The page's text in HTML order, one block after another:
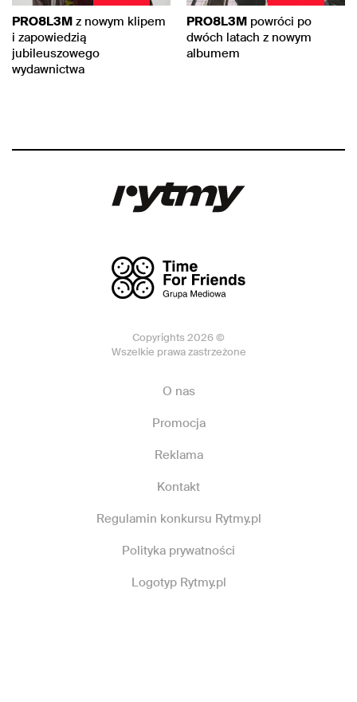
PRO8L3M z nowym klipem
i zapowiedzią
jubileuszowego
wydawnictwa
PRO8L3M powróci po
dwóch latach z nowym
albumem
Copyrights 2026 ©
Wszelkie prawa zastrzeżone
O nas
Promocja
Reklama
Kontakt
Regulamin konkursu Rytmy.pl
Polityka prywatności
Logotyp Rytmy.pl